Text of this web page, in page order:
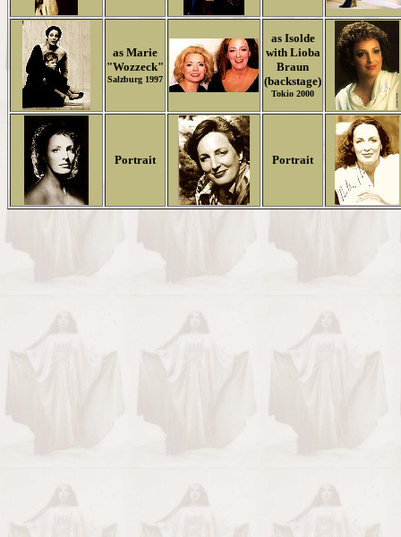
as Marie
"Wozzeck"
Salzburg 1997
as Isolde
with Lioba
Braun
(backstage)
Tokio 2000
Portrait Portrait